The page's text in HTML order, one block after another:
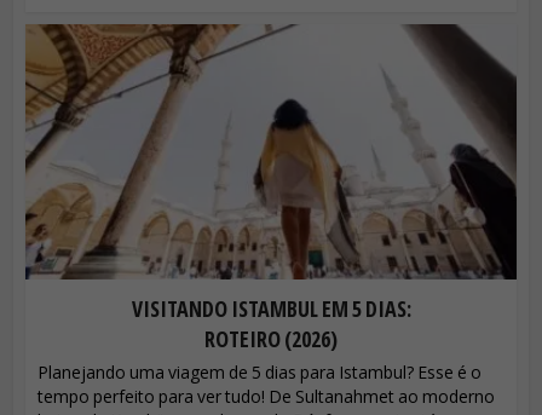
VISITANDO ISTAMBUL EM 5 DIAS:
ROTEIRO (2026)
Planejando uma viagem de 5 dias para Istambul? Esse é o
tempo perfeito para ver tudo! De Sultanahmet ao moderno